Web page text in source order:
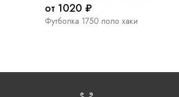
от 1020 ₽
Футболка 1750 поло хаки